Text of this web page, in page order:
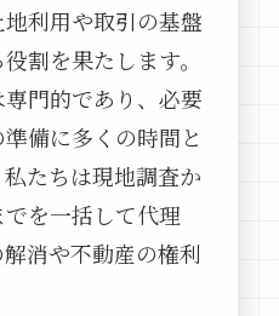
利用や取引の基盤
割を果たします。
門的であり、必要
備に多くの時間と
たちは現地調査か
を一括して代理
消や不動産の権利